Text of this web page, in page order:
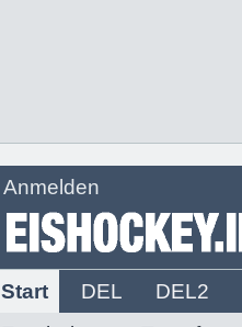
Anmelden
Start DEL DEL2